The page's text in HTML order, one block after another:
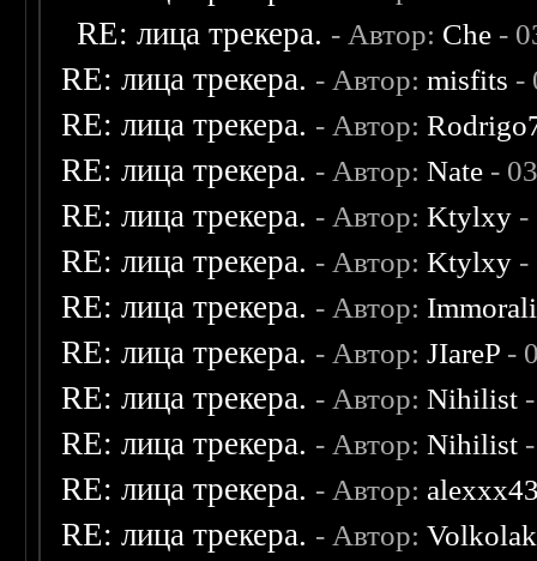
RE: лица трекера. - Автор: Che -
RE: лица трекера. - Автор:misfits -
RE: лица трекера. - Автор:
RE: лица трекера. - Автор:Nate -
RE: лица трекера. - Автор:Ktylxy -
RE: лица трекера. - Автор:Ktylxy -
RE: лица трекера. - Автор:
RE: лица трекера. - Автор:JIareP -
RE: лица трекера. - Автор:Nihilist
RE: лица трекера. - Автор:Nihilist
RE: лица трекера. - Автор:
RE: лица трекера. - Автор:Volkolak